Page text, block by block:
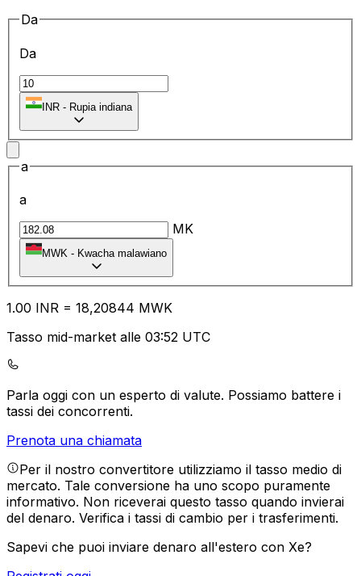
Da
Da
INR - Rupia indiana
a
a
MK
MWK - Kwacha malawiano
1.00 INR = 18,20844 MWK
Tasso mid-market alle 03:52 UTC
Parla oggi con un esperto di valute. Possiamo battere i
tassi dei concorrenti.
Prenota una chiamata
Per il nostro convertitore utilizziamo il tasso medio di
mercato. Tale conversione ha uno scopo puramente
informativo. Non riceverai questo tasso quando invierai
del denaro. Verifica i tassi di cambio per i trasferimenti.
Sapevi che puoi inviare denaro all'estero con Xe?